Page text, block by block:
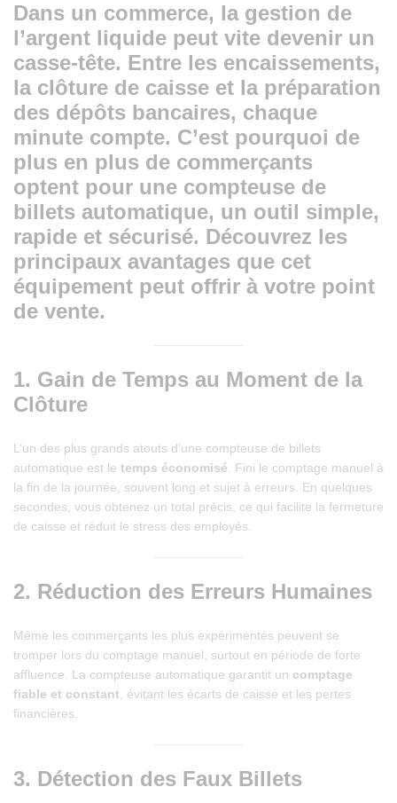
Dans un commerce, la gestion de
l’argent liquide peut vite devenir un
casse-tête. Entre les encaissements,
la clôture de caisse et la préparation
des dépôts bancaires, chaque
minute compte. C’est pourquoi de
plus en plus de commerçants
optent pour une compteuse de
billets automatique, un outil simple,
rapide et sécurisé. Découvrez les
principaux avantages que cet
équipement peut offrir à votre point
de vente.
1. Gain de Temps au Moment de la
Clôture
L’un des plus grands atouts d’une compteuse de billets
automatique est le temps économisé . Fini le comptage manuel à
la fin de la journée, souvent long et sujet à erreurs. En quelques
secondes, vous obtenez un total précis, ce qui facilite la fermeture
de caisse et réduit le stress des employés.
2. Réduction des Erreurs Humaines
Même les commerçants les plus expérimentés peuvent se
tromper lors du comptage manuel, surtout en période de forte
affluence. La compteuse automatique garantit un comptage
fiable et constant , évitant les écarts de caisse et les pertes
financières.
3. Détection des Faux Billets